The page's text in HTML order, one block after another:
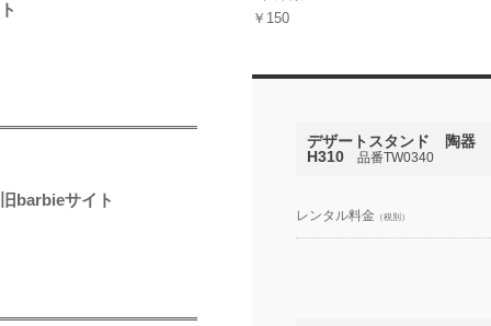
￥150
デザートスタンド 陶
H310
品番TW0340
レンタル料金 （税別）
ト
旧barbieサイト